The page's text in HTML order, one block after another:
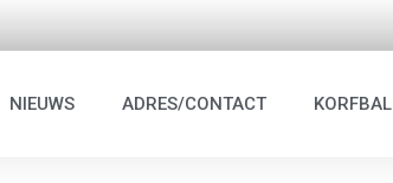
NIEUWS ADRES/CONTACT KORFBAL